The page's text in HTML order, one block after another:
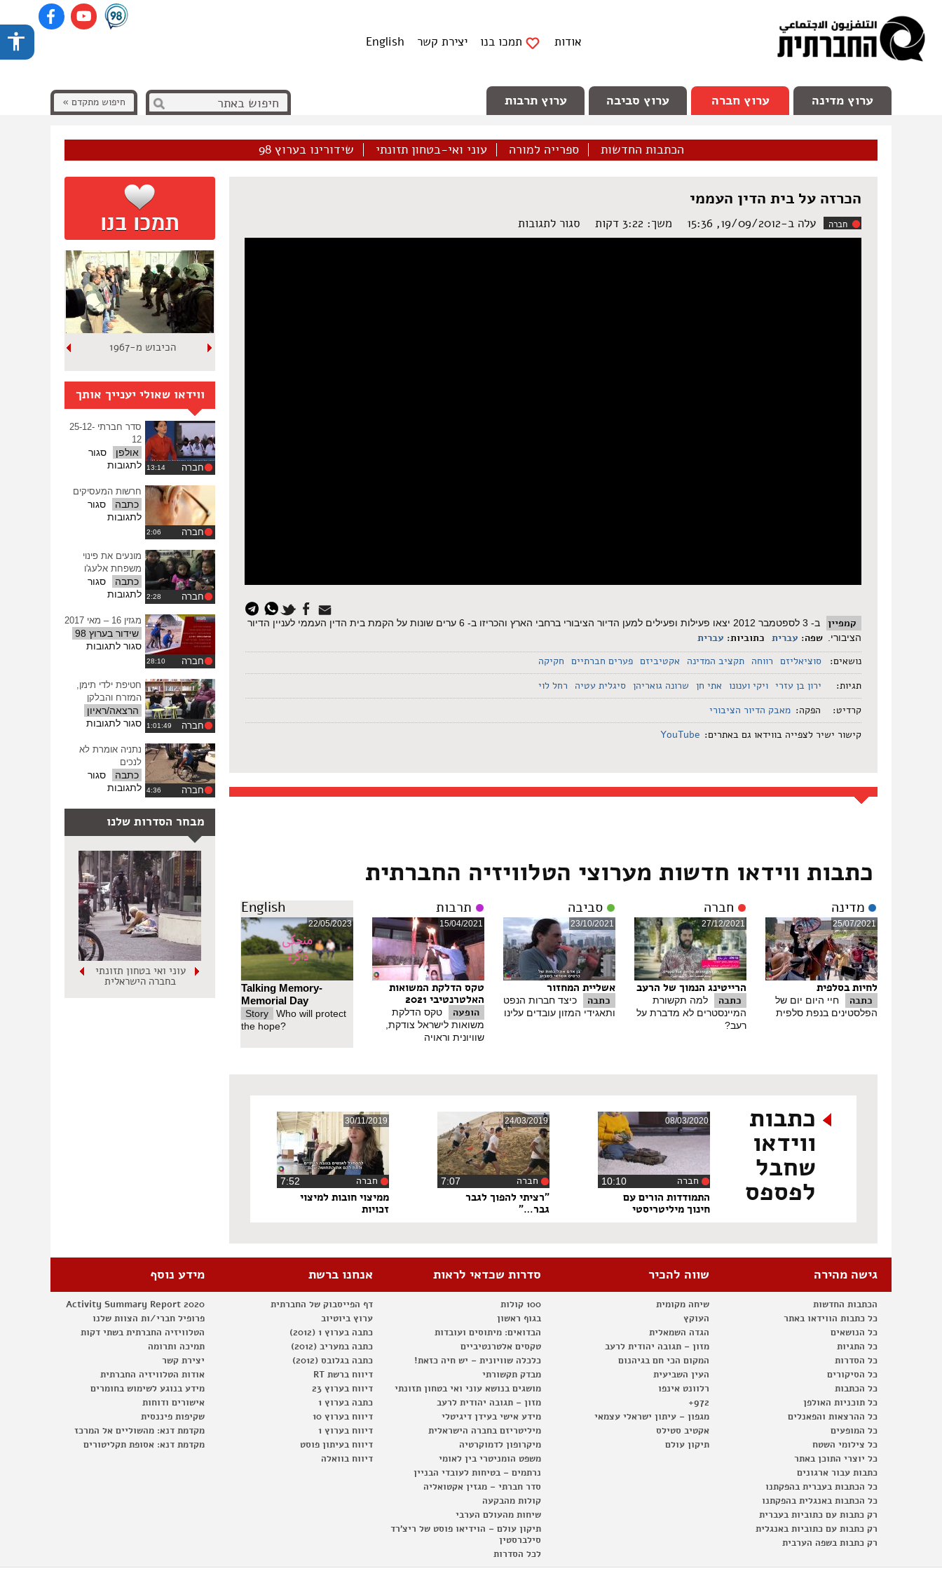
אודות תמכו בנו יצירת קשר English
ערוץ מדינה ערוץ חברה ערוץ סביבה ערוץ תרבות חיפוש מתקדם »
הכתבות החדשות ספרייה למורה עוני ואי-בטחון תזונתי שידורינו בערוץ 98
הכרזה על בית הדין העממי
חברה עלה ב-19/09/2012, 15:36 משך: ‏3:22 דקות סגור לתגובותעל
הכרזה
קמפיין
ב- 3 לספטמבר 2012 יצאו פעילות ופעילים למען הדיור הציבורי ברחבי הארץ והכריזו ב- 6 ערים שונות על הקמת בית הדין העממי לעניין הדיור
הציבורי.
שפה: עברית כתוביות: עברית
נושאים:
סוציאליזם רווחה תקציב המדינה אקטיביזם פערים חברתיים חקיקה
תגיות:
ירון בן עזרי ויקי וענונו אתי חן שרונה גואריהן סיגלית עטיה
רחל לוי
קרדיט:
הפקה: מאבק הדיור הציבורי
קישור ישיר לצפייה בווידאו גם באתרים: YouTube
כתבות ווידאו חדשות מערוצי הטלוויזיה החברתית
מדינה
25/07/2021
לחיות בסלפית
כתבה
חיי היום יום של
הפלסטינים בנפת סלפית
חברה
27/12/2021
הרייטינג הנמוך של הרעב
כתבה
למה תקשורת
המיינסטרים לא מדברת על
רעב?
סביבה
23/10/2021
אשליית המחזור
כתבה
כיצד חברות הנפט
ותאגידי המזון עובדים עלינו
תרבות
15/04/2021
טקס הדלקת המשואות
האלטרנטיבי 2021
הופעה
טקס הדלקת
משואות לישראל צודקת,
שוויונית וראויה
English
22/05/2023
Talking Memory-
Memorial Day
Story
Who will protect
the hope?
הכיבוש מ-1967
ווידאו שאולי יענייך אותך
חברה
סדר חברתי 25-12-
12
אולפן
סגור
לתגובותעל
חברתי
25-
12-
חברה
חרשות המעסיקים
כתבה
סגור
לתגובותעל
חברה
מונעים את פינוי
משפחת אלעג'ו
כתבה
סגור
לתגובותעל
את
פינוי
משפחת
חברה
מגזין 16 – מאי 2017
שידור בערוץ 98
סגור לתגובותעל
–
חברה
חטיפת ילדי תימן,
המזרח והבלקן
הרצאה/ראיון
סגור לתגובותעל
ילדי
חברה
נתניה אומרת לא
לנכים
כתבה
סגור
לתגובותעל
אומרת
לנכים
מבחר הסדרות שלנו
עוני ואי בטחון תזונתי
בחברה הישראלית
כתבות
ווידאו
שחבל
לפספס
08/03/2020
חברה
התמודדות הורים עם
חינוך מיליטריסטי
24/03/2019
חברה
"רציתי להפוך לגבר
גבר…"
30/11/2019
חברה
ממיצוי חובות למיצוי
זכויות
גישה מהירה
הכתבות החדשות
כל כתבות הווידאו באתר
כל הנושאים
כל התגיות
כל הסדרות
כל הסיקורים
כל הכתבות
כל תוכניות האולפן
כל ההרצאות והפאנלים
כל המופעים
כל צילומי השטח
כל יוצרי התוכן באתר
כתבות עבור ארגונים
כל הכתבות בעברית בהפקתנו
כל הכתבות באנגלית בהפקתנו
רק כתבות עם כתוביות בעברית
רק כתבות עם כתוביות באנגלית
רק כתבות בשפה הערבית
שווה להכיר
שיחה מקומית
העוקץ
הגדה השמאלית
מזון – תגובה יהודית לרעב
המקום הכי חם בגיהנום
העין השביעית
רלוונט אינפו
972+
מגפון – עיתון ישראלי עצמאי
אקטיב סטילס
תיקון עולם
סדרות שכדאי לראות
100 קולות
בגוף ראשון
הבדואים: מיתוסים ועובדות
טקסים אלטרנטיביים
כלכלה שוויונית – יש חיה כזאת!
מבדק תקשורתי
מושגים בנושא עוני ואי בטחון תזונתי
מזון – תגובה יהודית לרעב
מידע אישי בעידן דיגיטלי
מיליטריזם בחברה הישראלית
מיקרופון לדמוקרטיה
משפט הומניטרי בין לאומי
נרתמים – בטיחות לעובדי הבניין
סדר חברתי – מגזין אקטואליה
קולות מהבקעה
שיחות מהעולם הערבי
תיקון עולם – הוידיאו פוסט של ריצ'רד
סילברסטין
לכל הסדרות
אנחנו ברשת
דף הפייסבוק של החברתית
ערוץ ביוטיוב
כתבה בערוץ 1 (2012)
כתבה במעריב (2012)
כתבה בגלובס (2012)
דיווח ברשת RT
דיווח בערוץ 23
כתבה בערוץ 1
דיווח בערוץ 10
דיווח בערוץ 1
דיווח בעיתון פוסט
דיווח בוואלה
מידע נוסף
Activity Summary Report 2020
פרופיל חברי/ות הצוות שלנו
הטלוויזיה החברתית בשתי דקות
תמיכה ותרומה
יצירת קשר
אודות הטלוויזיה החברתית
מידע בנוגע לשימוש בחומרים
אישורים ודוחות
שקיפות פיננסית
מקדמת דנא: מהשוליים אל המרכז
מקדמת דנא: אסופת תקליטורים